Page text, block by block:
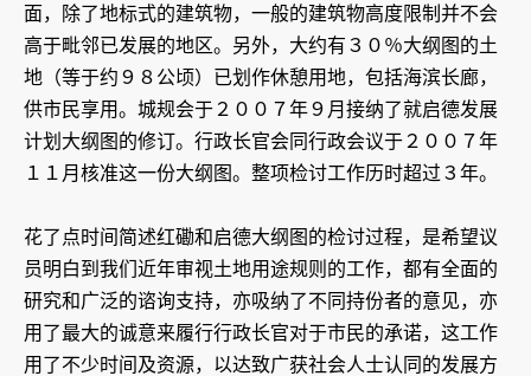
面，除了地标式的建筑物，一般的建筑物高度限制并不会
高于毗邻已发展的地区。另外，大约有３０％大纲图的土
地（等于约９８公顷）已划作休憩用地，包括海滨长廊，
供市民享用。城规会于２００７年９月接纳了就启德发展
计划大纲图的修订。行政长官会同行政会议于２００７年
１１月核准这一份大纲图。整项检讨工作历时超过３年。
花了点时间简述红磡和启德大纲图的检讨过程，是希望议
员明白到我们近年审视土地用途规则的工作，都有全面的
研究和广泛的谘询支持，亦吸纳了不同持份者的意见，亦
用了最大的诚意来履行行政长官对于市民的承诺，这工作
用了不少时间及资源，以达致广获社会人士认同的发展方